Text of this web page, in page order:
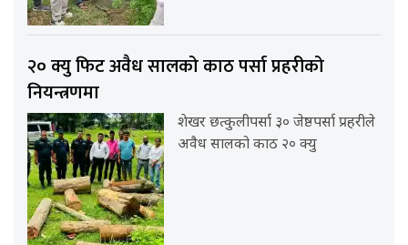
२० क्यु फिट अवैध सालको काठ पर्सा प्रहरीको
नियन्त्रणमा
शेखर छत्कुलीपर्सा ३० जेष्ठपर्सा प्रहरीले
अवैध सालको काठ २० क्यु